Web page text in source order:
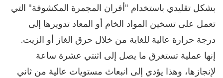
بشكل تقليدي باستخدام "أفران المجمرة المكشوفة" التي
تعمل على تسخين المواد الخام أو المعاد تدويرها إلى
درجة حرارة عالية للغاية من خلال حرق الغاز أو الزيت.
إنها عملية تستغرق ما يصل إلى اثنتي عشرة ساعة
لإنجازها، وهذا يؤدي إلى انبعاث مستويات عالية من ثاني